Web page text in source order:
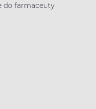
do farmaceuty